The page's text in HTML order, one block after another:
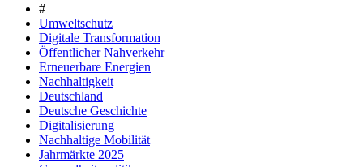
#
Umweltschutz
Digitale Transformation
Öffentlicher Nahverkehr
Erneuerbare Energien
Nachhaltigkeit
Deutschland
Deutsche Geschichte
Digitalisierung
Nachhaltige Mobilität
Jahrmärkte 2025